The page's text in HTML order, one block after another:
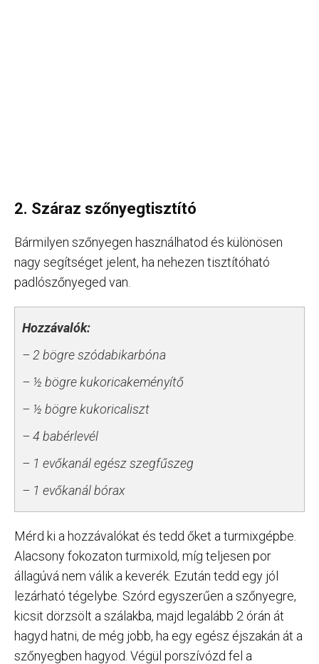
2. Száraz szőnyegtisztító
Bármilyen szőnyegen használhatod és különösen
nagy segítséget jelent, ha nehezen tisztítóható
padlószőnyeged van.
Hozzávalók:
– 2 bögre szódabikarbóna
– ½ bögre kukoricakeményítő
– ½ bögre kukoricaliszt
– 4 babérlevél
– 1 evőkanál egész szegfűszeg
– 1 evőkanál bórax
Mérd ki a hozzávalókat és tedd őket a turmixgépbe.
Alacsony fokozaton turmixold, míg teljesen por
állagúvá nem válik a keverék. Ezután tedd egy jól
lezárható tégelybe. Szórd egyszerűen a szőnyegre,
kicsit dörzsölt a szálakba, majd legalább 2 órán át
hagyd hatni, de még jobb, ha egy egész éjszakán át a
szőnyegben hagyod. Végül porszívózd fel a